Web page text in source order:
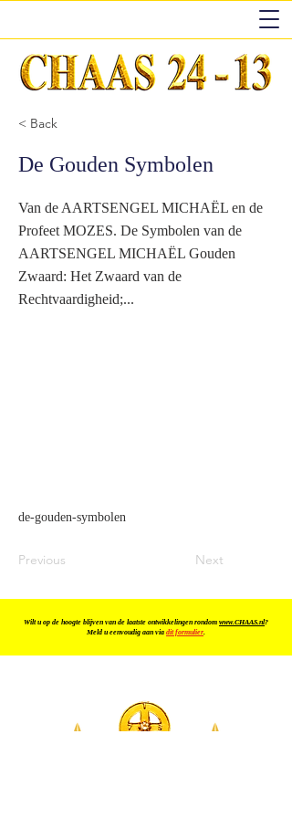
< Back
De Gouden Symbolen
Van de AARTSENGEL MICHAËL en de
Profeet MOZES. De Symbolen van de
AARTSENGEL MICHAËL Gouden
Zwaard: Het Zwaard van de
Rechtvaardigheid;...
de-gouden-symbolen
Previous Next
Wilt u op de hoogte blijven van de laatste ontwikkelingen rondom www.CHAAS.nl?
Meld u eenvoudig aan via dit formulier.